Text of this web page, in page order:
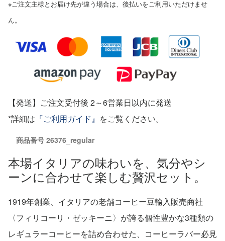
※ご注文主様とお届け先が違う場合は、後払いをご利用いただけませ
ん。
【発送】ご注文受付後 2～6営業日以内に発送
*詳細は 『ご利用ガイド』 をご覧ください。
商品番号 26376_regular
本場イタリアの味わいを、気分やシ
ーンに合わせて楽しむ贅沢セット。
1919年創業、イタリアの老舗コーヒー豆輸入販売商社
〈フィリコーリ・ゼッキーニ〉が誇る個性豊かな3種類の
レギュラーコーヒーを詰め合わせた、コーヒーラバー必見